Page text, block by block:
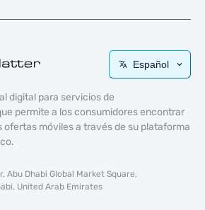
Español
digital para servicios de
permite a los consumidores encontrar
ofertas móviles a través de su plataforma
Abu Dhabi Global Market Square,
United Arab Emirates